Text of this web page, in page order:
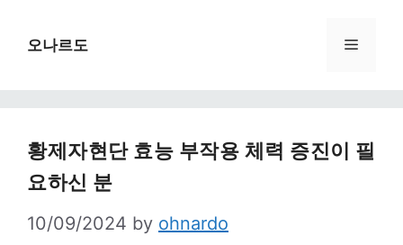
오나르도 Menu
황제자현단 효능 부작용 체력 증진이 필
요하신 분
10/09/2024 by ohnardo